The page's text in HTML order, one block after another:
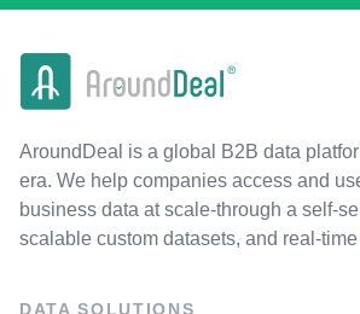
AroundDeal is a global B2B data
era. We help companies access and
business data at scale-through a self-
scalable custom datasets, and real-time
DATA SOLUTIONS